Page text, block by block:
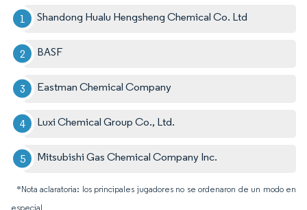
Shandong Hualu Hengsheng Chemical Co. Ltd
BASF
Eastman Chemical Company
Luxi Chemical Group Co., Ltd.
Mitsubishi Gas Chemical Company Inc.
*Nota aclaratoria: los principales jugadores no se ordenaron de un modo en
especial